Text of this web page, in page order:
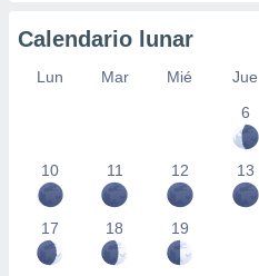
Calendario lunar
Lun Mar Mié Jue
6
10 11 12 13
17 18 19